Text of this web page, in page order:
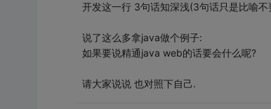
开发这一行 3句话知深浅(3句话只是比喻不
说了这么多拿java做个例子:
如果要说精通java web的话要会什么呢?
请大家说说 也对照下自己.